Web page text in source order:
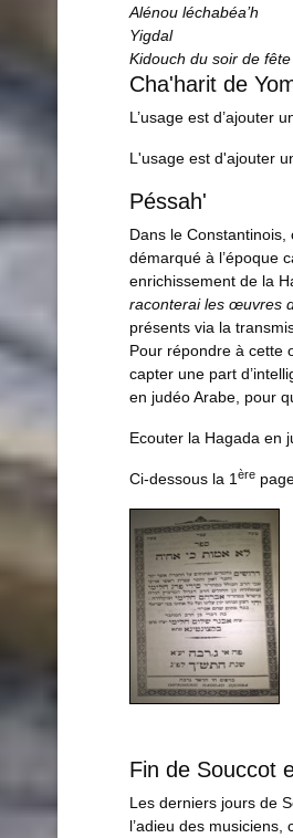
Alénou léchabéa’h
Yigdal
Kidouch du soir de fête
Cha'harit de
L’usage est d’ajouter
L'usage est d'ajouter
Péssah'
Dans le
démarqué à l’époque
enrichissement de la
raconterai les œuvres
présents via la
Pour répondre à cette
capter une part
en judéo Arabe, pour
Ecouter la Hagada en
Ci-dessous la 1 ère
Fin de Souccot
Les derniers jours de
l’adieu des